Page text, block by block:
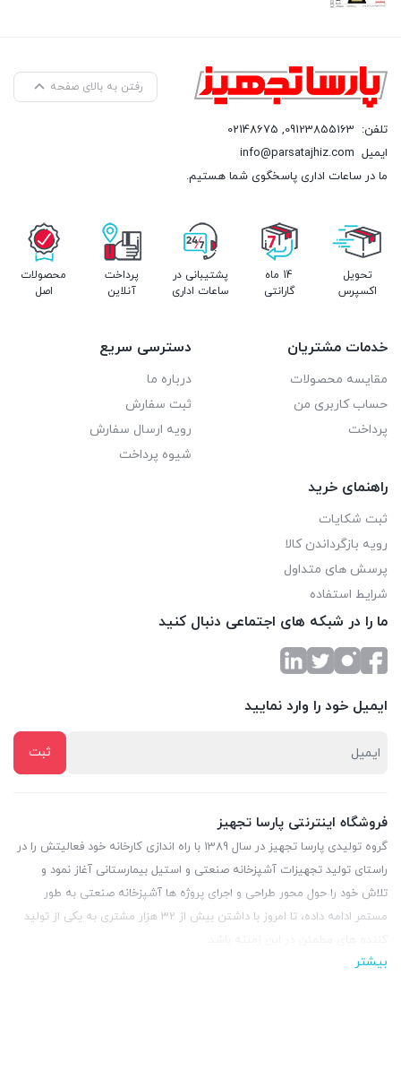
رفتن به بالای صفحه
تلفن: 09123855163
,
02148675
ایمیل info@parsatajhiz.com
ما در ساعات اداری پاسخگوی شما هستیم.
تحویل
اکسپرس
14 ماه
گارانتی
پشتیبانی در
ساعات اداری
پرداخت
آنلاین
محصولات
اصل
خدمات مشتریان
مقایسه محصولات
حساب کاربری من
پرداخت
دسترسی سریع
درباره ما
ثبت سفارش
رویه ارسال سفارش
شیوه پرداخت
راهنمای خرید
ثبت شکایات
رویه بازگرداندن کالا
پرسش های متداول
شرایط استفاده
ما را در شبکه های اجتماعی دنبال کنید
ایمیل خود را وارد نمایید
فروشگاه اینترنتی پارسا تجهیز
گروه تولیدی پارسا تجهیز در سال 1389 با راه اندازی کارخانه خود فعالیتش را در
راستای تولید تجهیزات آشپزخانه صنعتی و استیل بیمارستانی آغاز نمود و
تلاش خود را حول محور طراحی و اجرای پروژه ها آشپزخانه صنعتی به طور
مستمر ادامه داده، تا امروز با داشتن بیش از 32 هزار مشتری به یکی از تولید
بیشتر